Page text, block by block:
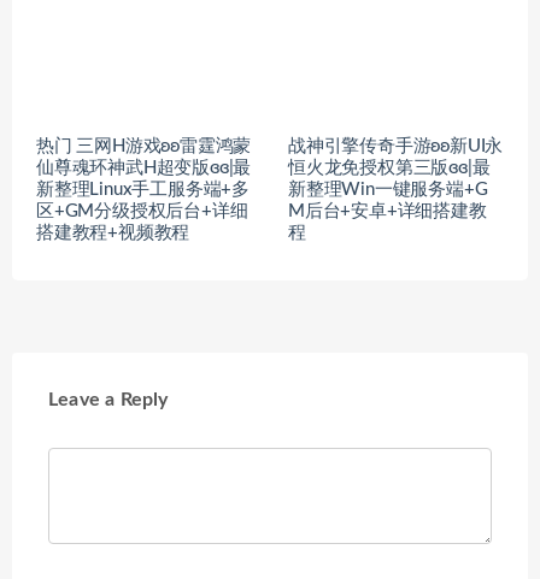
热门 三网H游戏ʚʚ雷霆鸿蒙
仙尊魂环神武H超变版ɞɞ|最
新整理Linux手工服务端+多
区+GM分级授权后台+详细
搭建教程+视频教程
战神引擎传奇手游ʚʚ新UI永
恒火龙免授权第三版ɞɞ|最
新整理Win一键服务端+G
M后台+安卓+详细搭建教
程
Leave a Reply